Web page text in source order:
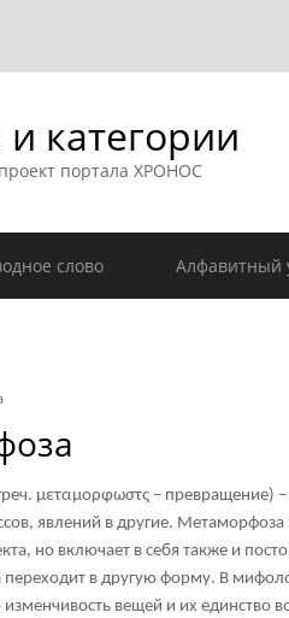
категории
портала ХРОНОС
слово Алфавитный
μεταμορφωστς – превращение) –
явлений в другие.
но включает в себя также и
а переходит в другую форму. В
вещей и их единство